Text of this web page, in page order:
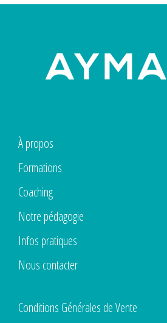
À propos
Formations
Coaching
Notre pédagogie
Infos pratiques
Nous contacter
Conditions Générales de Vente